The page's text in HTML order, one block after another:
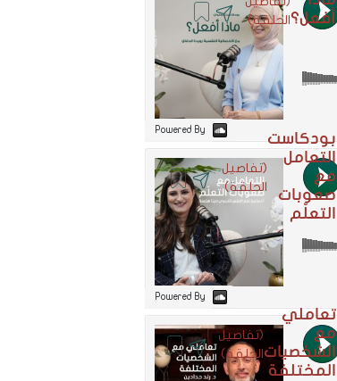
أفعل؟ الحلقة)
Powered By
بودكاست
التعامل
مع
صعوبات
التعلّم
(تفاصيل
الحلقة)
Powered By
تعاملي
مع
الشخصيات
المختلفة
(تفاصيل
الحلقة)